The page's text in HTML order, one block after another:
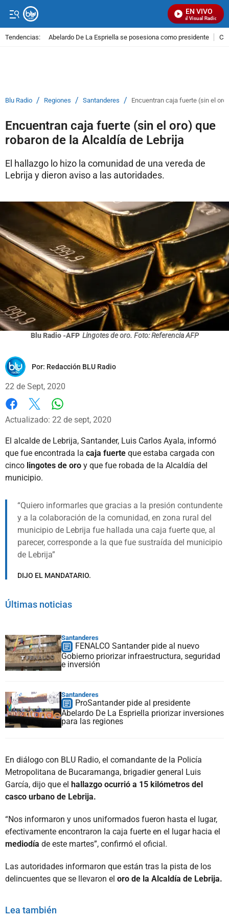
EN VIVO
Señal Visual Radio
Tendencias: Abelardo De La Espriella se posesiona como presidente
Blu Radio / Regiones / Santanderes / Encuentran caja fuerte (sin el
Encuentran caja fuerte (sin el oro) que
robaron de la Alcaldía de Lebrija
El hallazgo lo hizo la comunidad de una vereda de
Lebrija y dieron aviso a las autoridades.
Blu Radio -AFP Lingotes de oro. Foto: Referencia AFP
Por: Redacción BLU Radio
22 de Sept, 2020
Facebook
X
Actualizado: 22 de sept, 2020
El alcalde de Lebrija, Santander, Luis Carlos Ayala, informó
que fue encontrada la caja fuerte que estaba cargada con
cinco lingotes de oro y que fue robada de la Alcaldía del
municipio.
Quiero informarles que gracias a la presión contundente
y a la colaboración de la comunidad, en zona rural del
municipio de Lebrija fue hallada una caja fuerte que, al
parecer, corresponde a la que fue sustraída del municipio
de Lebrija
DIJO EL MANDATARIO.
Últimas noticias
Santanderes
FENALCO Santander pide al nuevo
Gobierno priorizar infraestructura, seguridad
e inversión
Santanderes
ProSantander pide al presidente
Abelardo De La Espriella priorizar inversiones
para las regiones
En diálogo con BLU Radio, el comandante de la Policía
Metropolitana de Bucaramanga, brigadier general Luis
García, dijo que el hallazgo ocurrió a 15 kilómetros del
casco urbano de Lebrija.
“Nos informaron y unos uniformados fueron hasta el lugar,
efectivamente encontraron la caja fuerte en el lugar hacia el
mediodía de este martes”, confirmó el oficial.
Las autoridades informaron que están tras la pista de los
delincuentes que se llevaron el oro de la Alcaldía de Lebrija.
Lea también